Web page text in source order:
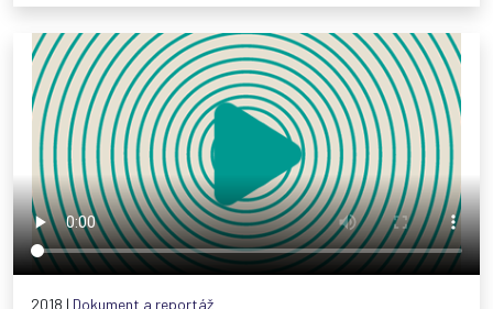
2018 | Dokument a reportáž